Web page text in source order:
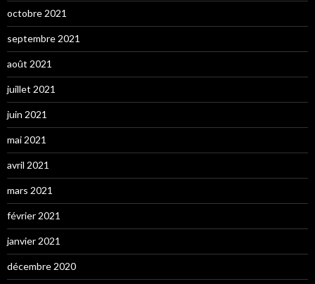
octobre 2021
septembre 2021
août 2021
juillet 2021
juin 2021
mai 2021
avril 2021
mars 2021
février 2021
janvier 2021
décembre 2020